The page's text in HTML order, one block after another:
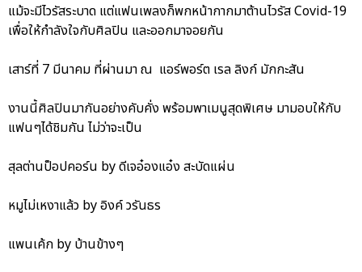
แม้จะมีไวรัสระบาด แต่แฟนเพลงก็พกหน้ากากมาต้านไวรัส Covid-19
เพื่อให้กำลังใจกับศิลปิน และออกมาจอยกัน
เสาร์ที่ 7 มีนาคม ที่ผ่านมา ณ แอร์พอร์ต เรล ลิงก์ มักกะสัน
งานนี้ศิลปินมากันอย่างคับคั่ง พร้อมพาเมนูสุดพิเศษ มามอบให้กับ
แฟนๆได้ชิมกัน ไม่ว่าจะเป็น
สุลต่านป็อปคอร์น by ดีเจอ๋องแอ๋ง สะบัดแผ่น
หมูไม่เหงาแล้ว by อิงค์ วรันธร
แพนเค้ก by บ้านข้างๆ